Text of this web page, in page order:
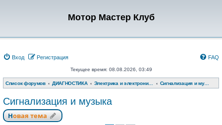
Мотор Мастер Клуб
Вход Регистрация FAQ
Текущее время: 08.08.2026, 03:49
Список форумов ДИАГНОСТИКА Электрика и электроника Сигнализация и музыка
Сигнализация и музыка
Новая тема